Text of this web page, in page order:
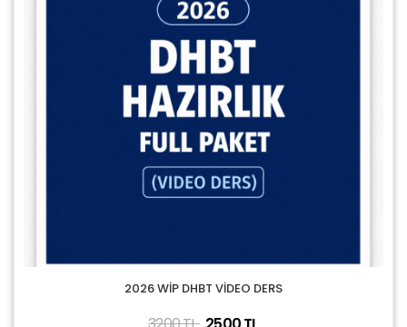
2026 WİP DHBT VİDEO DERS